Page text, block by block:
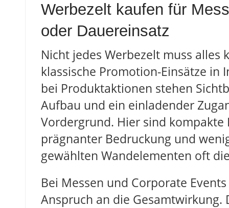
Werbezelt kaufen für
oder Dauereinsatz
Nicht jedes Werbezelt muss alles
klassische Promotion-Einsätze in
bei Produktaktionen stehen
Aufbau und ein einladender
Vordergrund. Hier sind kompakte
prägnanter Bedruckung und
gewählten Wandelementen oft
Bei Messen und Corporate
Anspruch an die Gesamtwirkung.